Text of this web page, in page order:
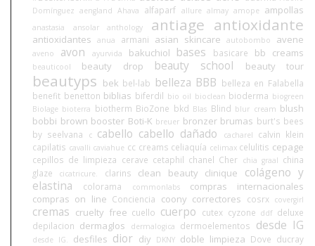
Domínguez aengland Ahava alfaparf allure almay amope ampollas
anastasia ansolar anthology antiage antioxidante
antioxidantes anua armani asian skincare autobombo avene
aveno avon ayurvida bakuchiol bases basicare bb creams
beauticool beauty drop beauty school beauty tour
beautyps bek bel-lab belleza BBB belleza en Falabella
benefit benetton biblias biferdil bio oil bioclean bioderma biogreen
Biolage bioterra biotherm BioZone bkd Blas Blind blur cream blush
bobbi brown booster Boti-K breuer bronzer brumas burt's bees
by seelvana
c cabello cabello dañado cacharel
calvin klein
capilatis cavalli caviahue cc creams celiaquía celimax celulitis cepage
cepillos de limpieza cerave cetaphil chanel Cher chia graal china
glaze
cicatricure. clarins clean beauty clinique
colágeno y
elastina
colorama commonlabs
compras internacionales
compras on line Conciencia coony correctores cosrx covergirl
cremas cruelty free cuello cuerpo cutex cyzone ddf deluxe
depilacion dermaglos dermalogica dermoelementos desde IG
desde IG. desfiles dior diy DKNY doble limpieza Dove ducray